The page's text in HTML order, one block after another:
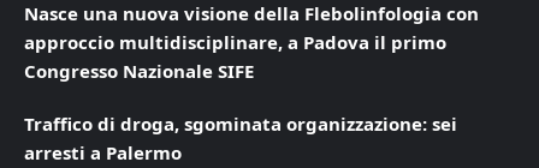
Nasce una nuova visione della Flebolinfologia con
approccio multidisciplinare, a Padova il primo
Congresso Nazionale SIFE
Traffico di droga, sgominata organizzazione: sei
arresti a Palermo